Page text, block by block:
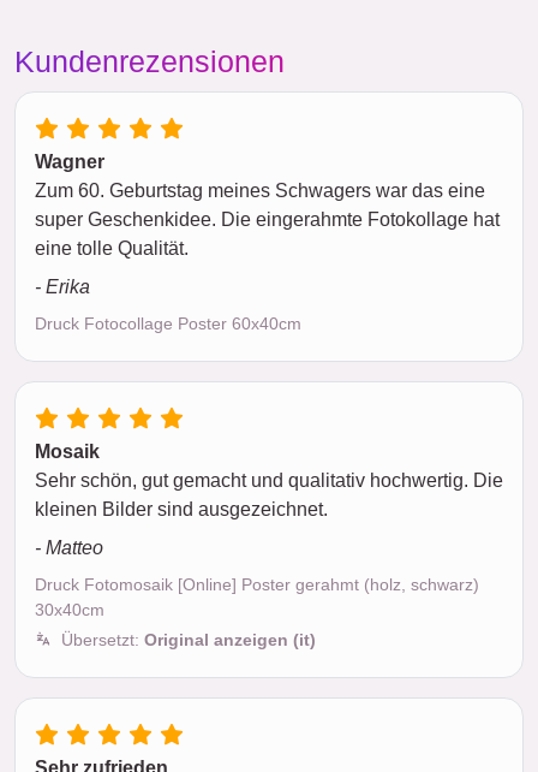
Kundenrezensionen
Wagner
Zum 60. Geburtstag meines Schwagers war das eine
super Geschenkidee. Die eingerahmte Fotokollage hat
eine tolle Qualität.
- Erika
Druck Fotocollage Poster 60x40cm
Mosaik
Sehr schön, gut gemacht und qualitativ hochwertig. Die
kleinen Bilder sind ausgezeichnet.
- Matteo
Druck Fotomosaik [Online] Poster gerahmt (holz, schwarz)
30x40cm
Übersetzt: Original anzeigen (it)
Sehr zufrieden